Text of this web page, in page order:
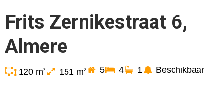
Frits Zernikestraat 6,
Almere
120 m2 151 m2 5 4 1 Beschikbaar